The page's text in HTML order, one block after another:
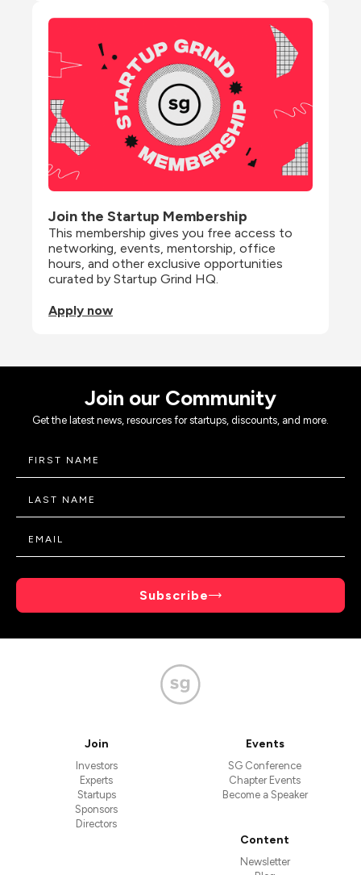
Join the Startup Membership
This membership gives you free access to
networking, events, mentorship, office
hours, and other exclusive opportunities
curated by Startup Grind HQ.
Apply now
Join our Community
Get the latest news, resources for startups, discounts, and more.
Subscribe
Join
Investors
Experts
Startups
Sponsors
Directors
Events
SG Conference
Chapter Events
Become a Speaker
Content
Newsletter